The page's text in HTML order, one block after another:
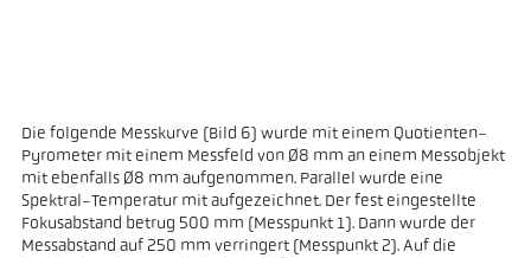
Die folgende Messkurve (Bild 6) wurde mit einem Quotienten-
Pyrometer mit einem Messfeld von Ø8 mm an einem Messobjekt
mit ebenfalls Ø8 mm aufgenommen. Parallel wurde eine
Spektral-Temperatur mit aufgezeichnet. Der fest eingestellte
Fokusabstand betrug 500 mm (Messpunkt 1). Dann wurde der
Messabstand auf 250 mm verringert (Messpunkt 2). Auf die